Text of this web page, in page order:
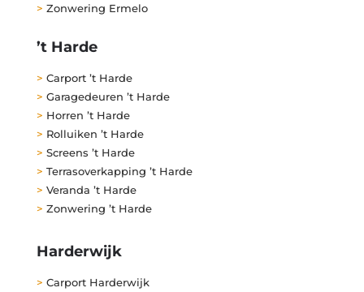
> Zonwering Ermelo
’t Harde
> Carport ’t Harde
> Garagedeuren ’t Harde
> Horren ’t Harde
> Rolluiken ’t Harde
> Screens ’t Harde
> Terrasoverkapping ’t Harde
> Veranda ’t Harde
> Zonwering ’t Harde
Harderwijk
> Carport Harderwijk